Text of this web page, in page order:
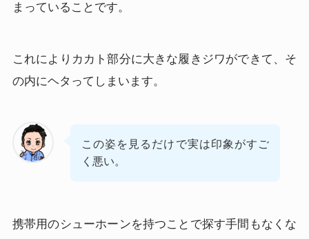
まっていることです。
これによりカカト部分に大きな履きジワができて、そ
の内にヘタってしまいます。
この姿を見るだけで実は印象がすご
く悪い。
携帯用のシューホーンを持つことで探す手間もなくな